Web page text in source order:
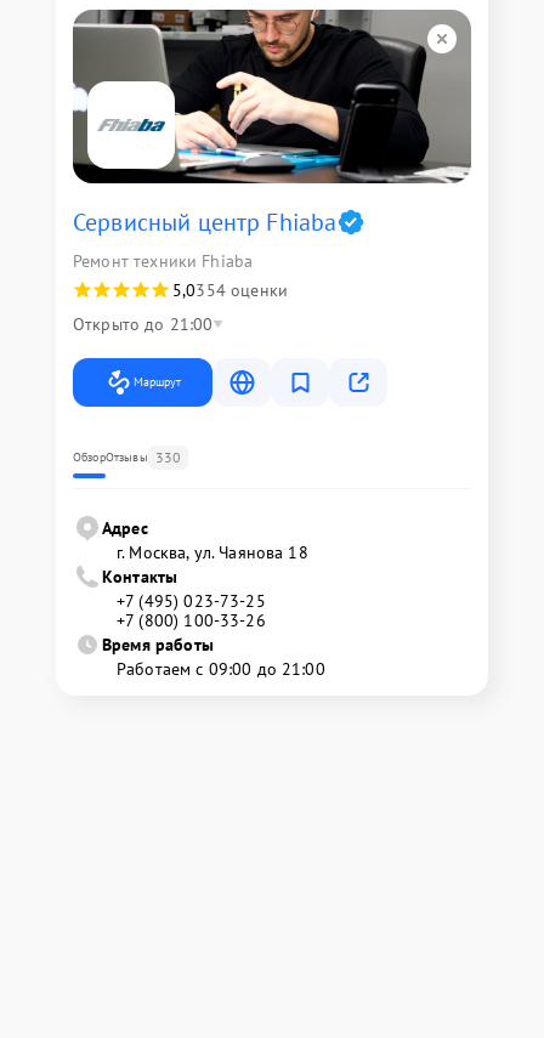
Сервисный центр Fhiaba
Ремонт техники Fhiaba
5,0354 оценки
Открыто до 21:00
Маршрут
ОбзорОтзывы 330
Адрес
г. Москва, ул. Чаянова 18
Контакты
+7 (495) 023-73-25
+7 (800) 100-33-26
Время работы
Работаем с 09:00 до 21:00